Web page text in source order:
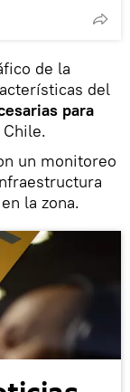
de la
del
para
un monitoreo
la zona.